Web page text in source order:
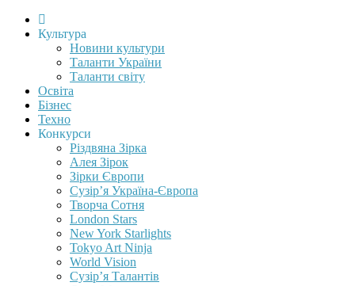
Культура
Новини культури
Таланти України
Таланти світу
Освіта
Бізнес
Техно
Конкурси
Різдвяна Зірка
Алея Зірок
Зірки Європи
Сузір’я Україна-Європа
Творча Сотня
London Stars
New York Starlights
Tokyo Art Ninja
World Vision
Сузір’я Талантів